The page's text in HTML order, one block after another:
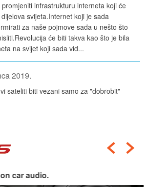
infrastrukturu interneta koji će
svijeta.Internet koji je sada
za naše pojmove sada u nešto što
će biti takva kao što je bila
na svijet koji sada vid...
2019.
sateliti biti vezani samo za "dobrobit"
audio.